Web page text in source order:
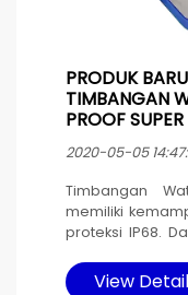
PRODUK BARU
TIMBANGAN
PROOF
2020-05-05
Timbangan
memiliki
proteksi IP68.
ruangan Cold
View Detail